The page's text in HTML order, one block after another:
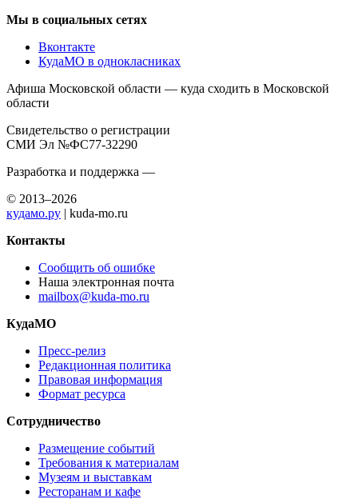
Мы в социальных сетях
Вконтакте
КудаМО в однокласниках
Афиша Московской области — куда сходить в Московской
области
Свидетельство о регистрации
СМИ Эл №ФС77-32290
Разработка и поддержка —
© 2013–2026
кудамо.ру | kuda-mo.ru
Контакты
Сообщить об ошибке
Наша электронная почта
mailbox@kuda-mo.ru
КудаМО
Пресс-релиз
Редакционная политика
Правовая информация
Формат ресурса
Сотрудничество
Размещение событий
Требования к материалам
Музеям и выставкам
Ресторанам и кафе